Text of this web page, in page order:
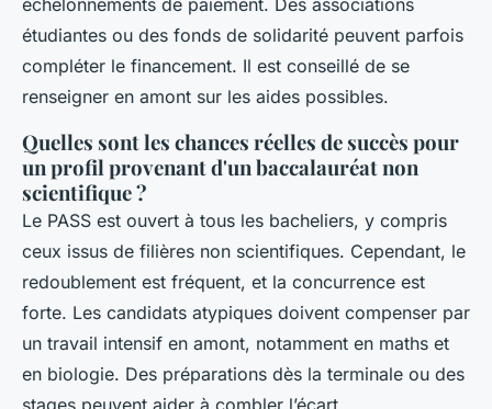
échelonnements de paiement. Des associations
étudiantes ou des fonds de solidarité peuvent parfois
compléter le financement. Il est conseillé de se
renseigner en amont sur les aides possibles.
Quelles sont les chances réelles de succès pour
un profil provenant d'un baccalauréat non
scientifique ?
Le PASS est ouvert à tous les bacheliers, y compris
ceux issus de filières non scientifiques. Cependant, le
redoublement est fréquent, et la concurrence est
forte. Les candidats atypiques doivent compenser par
un travail intensif en amont, notamment en maths et
en biologie. Des préparations dès la terminale ou des